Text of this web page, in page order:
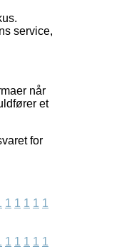
service,
når
et
for
1 1 1 1 1
1 1 1 1 1